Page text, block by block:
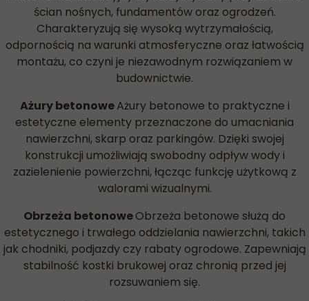
ścian nośnych, fundamentów oraz ogrodzeń.
Charakteryzują się wysoką wytrzymałością,
odpornością na warunki atmosferyczne oraz łatwością
montażu, co czyni je niezawodnym rozwiązaniem w
budownictwie.
Ażury betonoweAżury betonowe to praktyczne i
estetyczne elementy przeznaczone do umacniania
nawierzchni, skarp oraz parkingów. Dzięki swojej
konstrukcji umożliwiają swobodny odpływ wody i
zazielenienie powierzchni, łącząc funkcję użytkową z
walorami wizualnymi.
Obrzeża betonoweObrzeża betonowe służą do
estetycznego i trwałego oddzielania nawierzchni, takich
jak chodniki, podjazdy czy rabaty ogrodowe. Zapewniają
stabilność kostki brukowej oraz chronią przed jej
rozsuwaniem się.